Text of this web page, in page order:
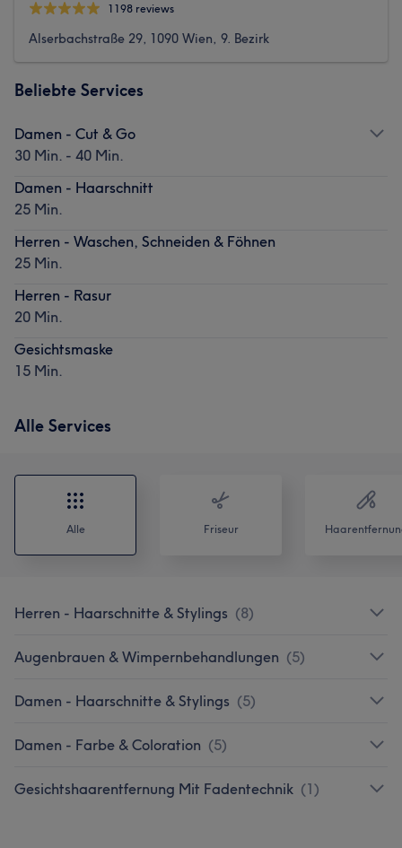
1198 reviews
Alserbachstraße 29, 1090 Wien, 9. Bezirk
Beliebte Services
Damen - Cut & Go
30 Min. - 40 Min.
Damen - Haarschnitt
25 Min.
Herren - Waschen, Schneiden & Föhnen
25 Min.
Herren - Rasur
20 Min.
Gesichtsmaske
15 Min.
Alle Services
Alle Friseur
Herren - Haarschnitte & Stylings (8)
Augenbrauen & Wimpernbehandlungen (5)
Damen - Haarschnitte & Stylings (5)
Damen - Farbe & Coloration (5)
Gesichtshaarentfernung Mit Fadentechnik (1)